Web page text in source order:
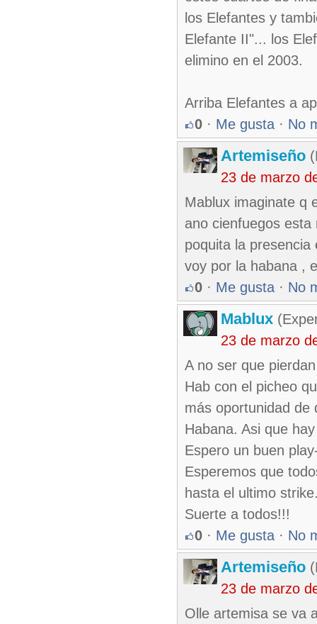
los Elefantes y
Elefante II"... los
elimino en el 2003.
Arriba Elefantes a
0 · Me gusta · No
Artemiseño
23 de marzo
Mablux imaginate q
ano cienfuegos
poquita la
voy por la habana ,
0 · Me gusta · No
Mablux
23 de marzo
A no ser que
Hab con el picheo
más oportunidad de
Habana. Asi que
Espero un buen
Esperemos que
hasta el ultimo
Suerte a todos!!!
0 · Me gusta · No
Artemiseño
23 de marzo
Olle artemisa se va